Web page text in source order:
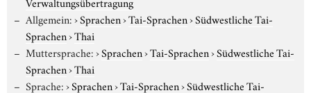
Allgemein:›Sprachen›Tai-Sprachen›Südwestliche Tai-
Sprachen›Thai
Muttersprache:›Sprachen›Tai-Sprachen›Südwestliche Tai-
Sprachen›Thai
Sprache:›Sprachen›Tai-Sprachen›Südwestliche Tai-